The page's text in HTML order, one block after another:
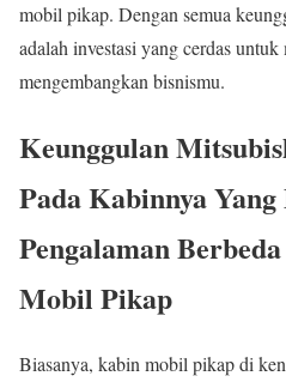
mobil pikap. Dengan semua
adalah investasi yang cerdas
mengembangkan bisnismu.
Keunggulan
Pada Kabinnya
Pengalaman
Mobil Pikap
Biasanya, kabin mobil pikap di